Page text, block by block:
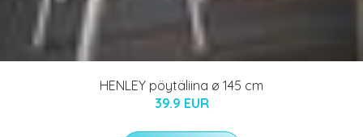
HENLEY pöytäliina ø 145 cm
39.9 EUR